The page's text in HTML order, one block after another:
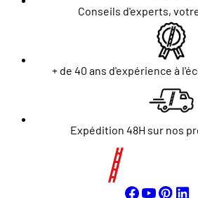
Conseils d'experts,
+ de 40 ans d'expérience à
Expédition 48H sur nos